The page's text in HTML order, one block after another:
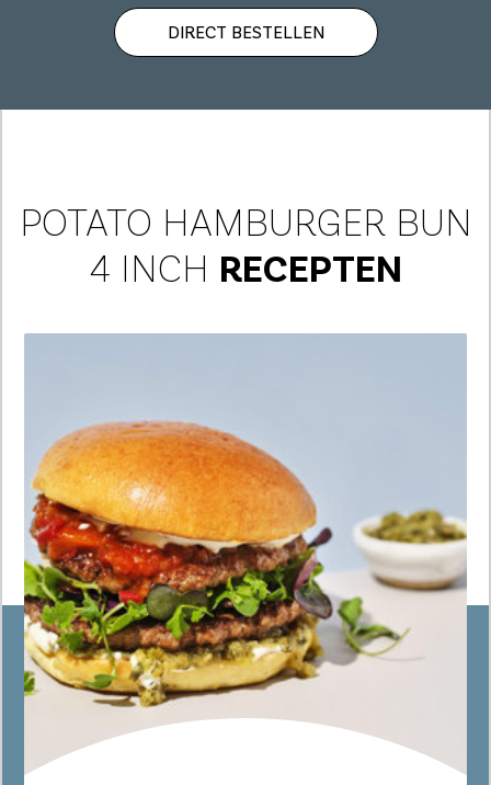
DIRECT BESTELLEN
POTATO HAMBURGER BUN
4 INCH RECEPTEN